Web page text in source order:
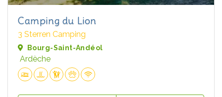
Camping du Lion
3 Sterren Camping
Bourg-Saint-Andéol
Ardèche